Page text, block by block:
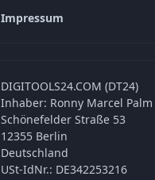
Impressum
DIGITOOLS24.COM (DT24)
Inhaber: Ronny Marcel Palm
Schönefelder Straße 53
12355 Berlin
Deutschland
USt-IdNr.: DE342253216